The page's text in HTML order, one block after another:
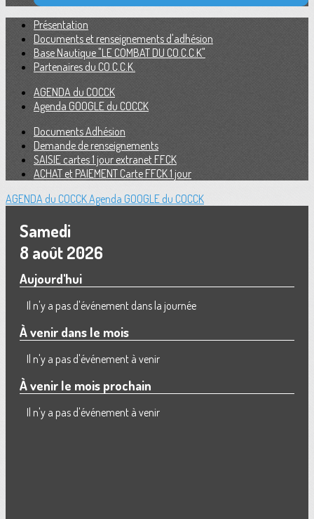
Présentation
Documents et renseignements d'adhésion
Base Nautique "LE COMBAT DU CO.C.C.K"
Partenaires du CO.C.C.K.
AGENDA du COCCK
Agenda GOOGLE du COCCK
Documents Adhésion
Demande de renseignements
SAISIE cartes 1 jour extranet FFCK
ACHAT et PAIEMENT Carte FFCK 1 jour
AGENDA du COCCKAgenda GOOGLE du COCCK
Samedi
8 août 2026
Aujourd'hui
Il n'y a pas d'événement dans la journée
À venir dans le mois
Il n'y a pas d'événement à venir
À venir le mois prochain
Il n'y a pas d'événement à venir